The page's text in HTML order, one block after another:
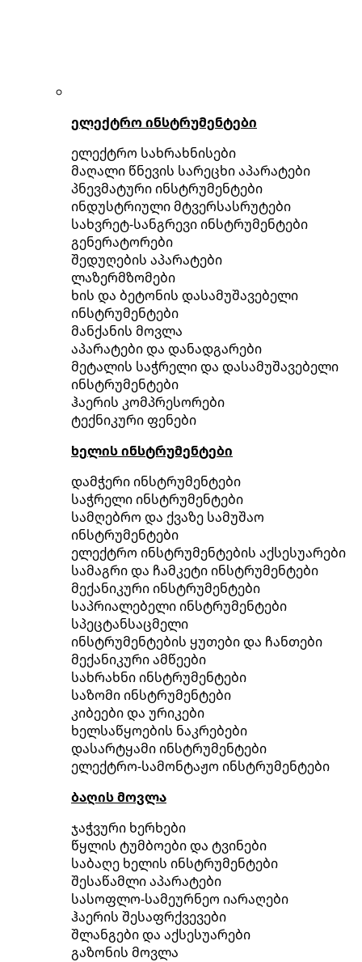
ელექტრო ინსტრუმენტები
ელექტრო სახრახნისები
მაღალი წნევის სარეცხი აპარატები
პნევმატური ინსტრუმენტები
ინდუსტრიული მტვერსასრუტები
სახვრეტ-სანგრევი ინსტრუმენტები
გენერატორები
შედუღების აპარატები
ლაზერმზომები
ხის და ბეტონის დასამუშავებელი
ინსტრუმენტები
მანქანის მოვლა
აპარატები და დანადგარები
მეტალის საჭრელი და დასამუშავებელი
ინსტრუმენტები
ჰაერის კომპრესორები
ტექნიკური ფენები
ხელის ინსტრუმენტები
დამჭერი ინსტრუმენტები
საჭრელი ინსტრუმენტები
სამღებრო და ქვაზე სამუშაო
ინსტრუმენტები
ელექტრო ინსტრუმენტების აქსესუარები
სამაგრი და ჩამკეტი ინსტრუმენტები
მექანიკური ინსტრუმენტები
საპრიალებელი ინსტრუმენტები
სპეცტანსაცმელი
ინსტრუმენტების ყუთები და ჩანთები
მექანიკური ამწეები
სახრახნი ინსტრუმენტები
საზომი ინსტრუმენტები
კიბეები და ურიკები
ხელსაწყოების ნაკრებები
დასარტყამი ინსტრუმენტები
ელექტრო-სამონტაჟო ინსტრუმენტები
ბაღის მოვლა
ჯაჭვური ხერხები
წყლის ტუმბოები და ტვინები
საბაღე ხელის ინსტრუმენტები
შესაწამლი აპარატები
სასოფლო-სამეურნეო იარაღები
ჰაერის შესაფრქვევები
შლანგები და აქსესუარები
გაზონის მოვლა